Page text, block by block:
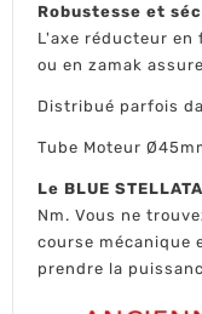
Robustesse et
L'axe réducteur en
ou en zamak
Distribué parfois
Tube Moteur
Le BLUE STELLATA
Nm. Vous ne
course mécanique
prendre la